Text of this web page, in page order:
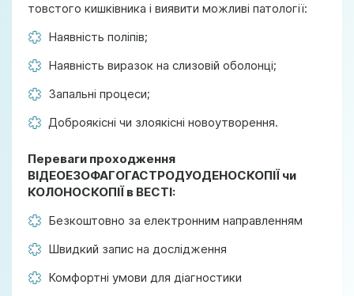
товстого кишківника і виявити можливі патології:
Наявність поліпів;
Наявність виразок на слизовій оболонці;
Запальні процеси;
Доброякісні чи злоякісні новоутворення.
Переваги проходження
ВІДЕОЕЗОФАГОГАСТРОДУОДЕНОСКОПІЇ чи
КОЛОНОСКОПІЇ в ВЕСТІ:
Безкоштовно за електронним направленням
Швидкий запис на дослідження
Комфортні умови для діагностики